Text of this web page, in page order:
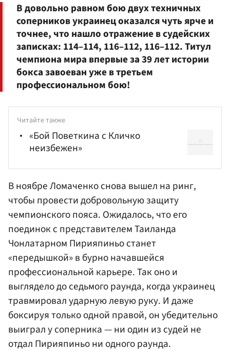
В довольно равном бою двух техничных
соперников украинец оказался чуть ярче и
точнее, что нашло отражение в судейских
записках: 114–114, 116–112, 116–112. Титул
чемпиона мира впервые за 39 лет истории
бокса завоеван уже в третьем
профессиональном бою!
Читайте также
«Бой Поветкина с Кличко
неизбежен»
В ноябре Ломаченко снова вышел на ринг,
чтобы провести добровольную защиту
чемпионского пояса. Ожидалось, что его
поединок с представителем Таиланда
Чонлатарном Пирияпиньо станет
«передышкой» в бурно начавшейся
профессиональной карьере. Так оно и
выглядело до седьмого раунда, когда украинец
травмировал ударную левую руку. И даже
боксируя только одной правой, он убедительно
выиграл у соперника — ни один из судей не
отдал Пирияпиньо ни одного раунда.